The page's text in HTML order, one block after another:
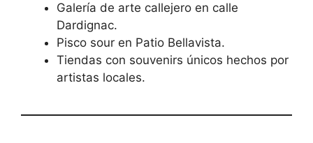
Galería de arte callejero en calle
Dardignac.
Pisco sour en Patio Bellavista.
Tiendas con souvenirs únicos hechos por
artistas locales.